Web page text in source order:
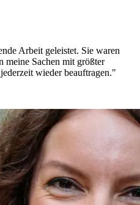
Arbeit geleistet. Sie waren
meine Sachen mit größter
wieder beauftragen."